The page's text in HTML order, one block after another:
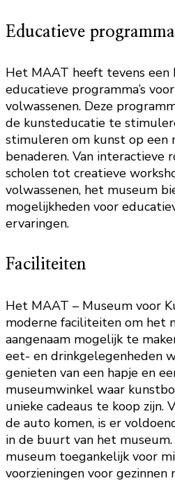
Educatieve
Het MAAT heeft tevens een
educatieve programma’s
volwassenen. Deze
de kunsteducatie te
stimuleren om kunst op een
benaderen. Van interactieve
scholen tot creatieve
volwassenen, het museum
mogelijkheden voor
ervaringen.
Faciliteiten
Het MAAT – Museum voor
moderne faciliteiten om het
aangenaam mogelijk te
eet- en drinkgelegenheden
genieten van een hapje en
museumwinkel waar
unieke cadeaus te koop zijn.
de auto komen, is er
in de buurt van het
museum toegankelijk voor
voorzieningen voor gezinnen